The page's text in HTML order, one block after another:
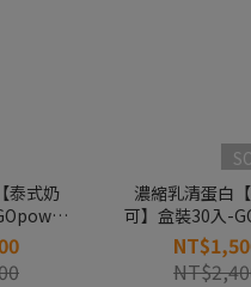
泰式奶
濃縮乳清蛋白
可】盒裝30入-
果果能量